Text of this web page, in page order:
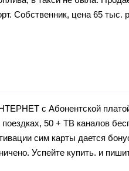
Собственник, цена 65 тыс.
с Абонентской платой
50 + ТВ каналов
сим карты дается
Успейте купить. и